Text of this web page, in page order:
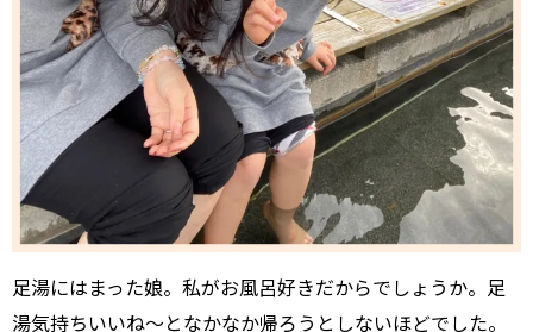
足湯にはまった娘。私がお風呂好きだからでしょうか。足
湯気持ちいいね～となかなか帰ろうとしないほどでした。